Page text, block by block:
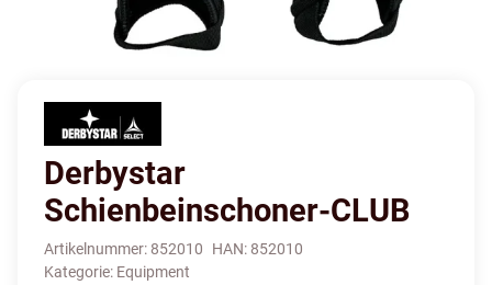
Derbystar
Schienbeinschoner-CLUB
Artikelnummer: 852010 HAN: 852010
Kategorie: Equipment